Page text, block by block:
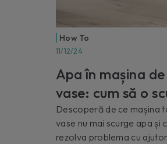
How To
11/12/24
Apa în mașina
vase: cum să o
Descoperă de ce mașina
vase nu mai scurge apa și
rezolva problema cu